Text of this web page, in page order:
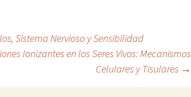
Sistema Nervioso y Sensibilidad
Ionizantes en los Seres Vivos: Mecanismos
Celulares y Tisulares →